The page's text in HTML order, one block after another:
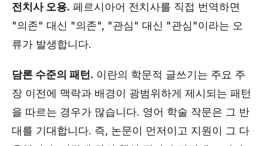
전치사 오용. 페르시아어 전치사를 직접 번역하면
"의존" 대신 "의존", "관심" 대신 "관심"이라는 오
류가 발생합니다.
담론 수준의 패턴. 이란의 학문적 글쓰기는 주요 주
장 이전에 맥락과 배경이 광범위하게 제시되는 패턴
을 따르는 경우가 많습니다. 영어 학술 작문은 그 반
대를 기대합니다. 즉, 논문이 먼저이고 지원이 그 다